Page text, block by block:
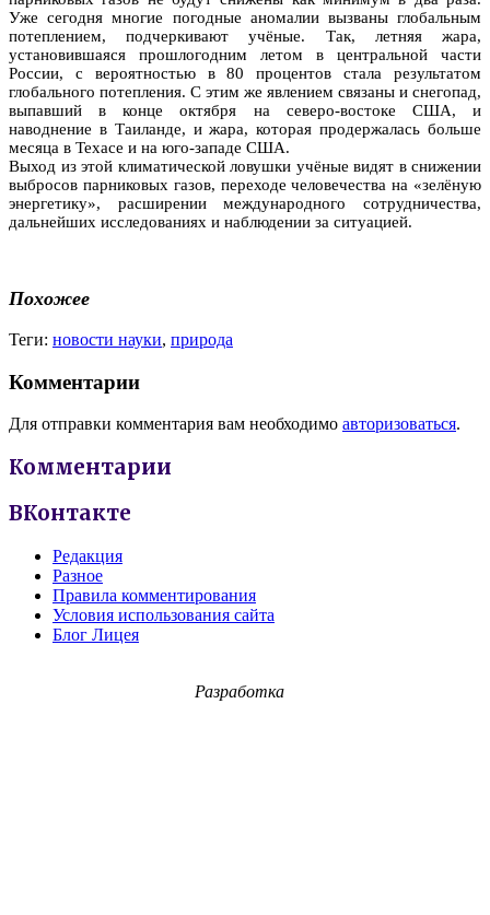
Уже сегодня многие погодные аномалии вызваны глобальным
потеплением, подчеркивают учёные. Так, летняя жара,
установившаяся прошлогодним летом в центральной части
России, с вероятностью в 80 процентов стала результатом
глобального потепления. С этим же явлением связаны и снегопад,
выпавший в конце октября на северо-востоке США, и
наводнение в Таиланде, и жара, которая продержалась больше
месяца в Техасе и на юго-западе США.
Выход из этой климатической ловушки учёные видят в снижении
выбросов парниковых газов, переходе человечества на «зелёную
энергетику», расширении международного сотрудничества,
дальнейших исследованиях и наблюдении за ситуацией.
Похожее
Теги: новости науки, природа
Комментарии
Для отправки комментария вам необходимо авторизоваться.
Комментарии
ВКонтакте
Редакция
Разное
Правила комментирования
Условия использования сайта
Блог Лицея
Разработка